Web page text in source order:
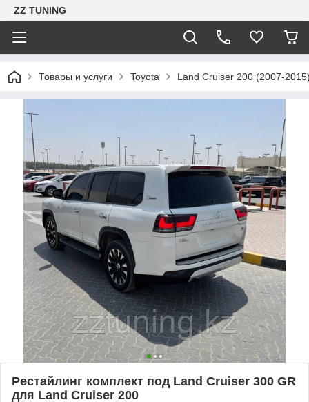
ZZ TUNING
Товары и услуги Toyota Land Cruiser 200 (2007-
Рестайлинг комплект под Land Cruiser 300 GR
для Land Cruiser 200